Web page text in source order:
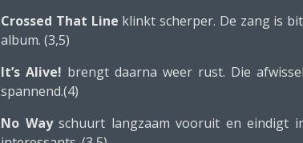
Crossed That Line klinkt scherper. De zang is
album. (3,5)
It’s Alive! brengt daarna weer rust. Die
spannend.(4)
No Wayschuurt langzaam vooruit en eindigt